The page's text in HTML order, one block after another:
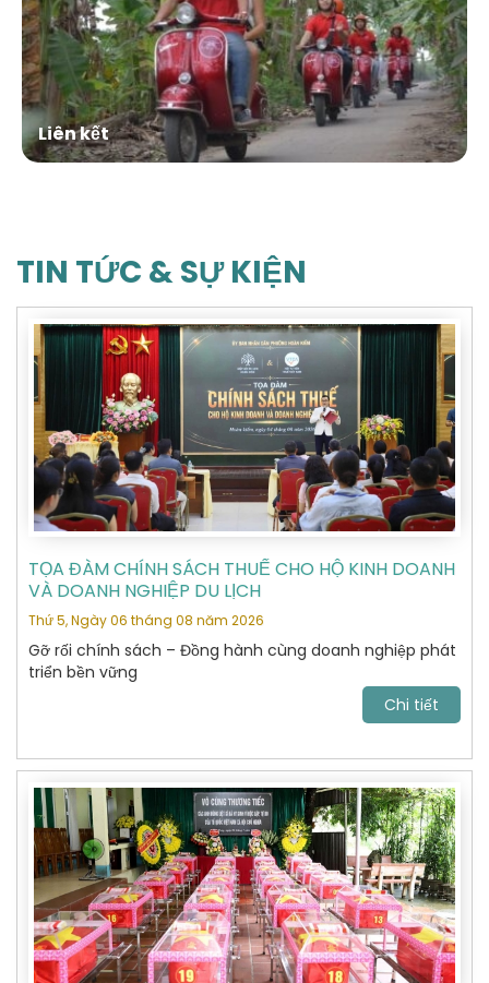
Liên kết
TIN TỨC & SỰ KIỆN
TỌA ĐÀM CHÍNH SÁCH THUẾ CHO HỘ KINH DOANH
VÀ DOANH NGHIỆP DU LỊCH
Thứ 5, Ngày 06 tháng 08 năm 2026
Gỡ rối chính sách – Đồng hành cùng doanh nghiệp phát
triển bền vững
Chi tiết